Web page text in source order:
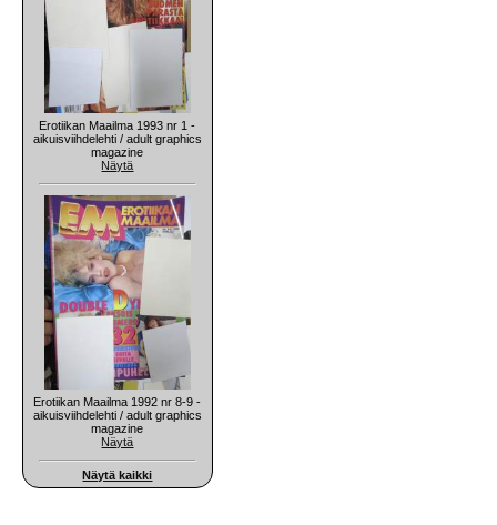
Erotiikan Maailma 1993 nr 1 -
aikuisviihdelehti / adult graphics
magazine
Näytä
Erotiikan Maailma 1992 nr 8-9 -
aikuisviihdelehti / adult graphics
magazine
Näytä
Näytä kaikki